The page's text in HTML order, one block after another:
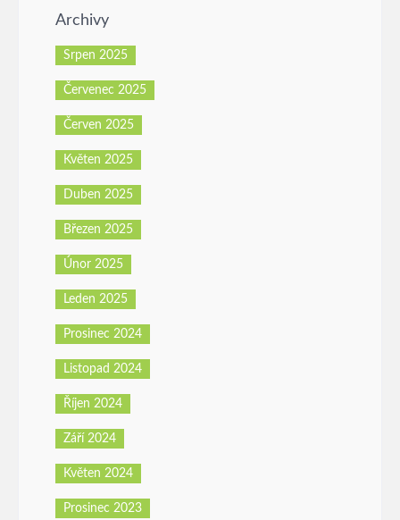
Archivy
Srpen 2025
Červenec 2025
Červen 2025
Květen 2025
Duben 2025
Březen 2025
Únor 2025
Leden 2025
Prosinec 2024
Listopad 2024
Říjen 2024
Září 2024
Květen 2024
Prosinec 2023